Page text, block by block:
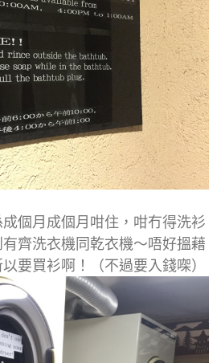
個月成個月咁住，咁冇得洗衫
齊洗衣機同乾衣機～唔好搵藉
要買衫啊！（不過要入錢㗎）